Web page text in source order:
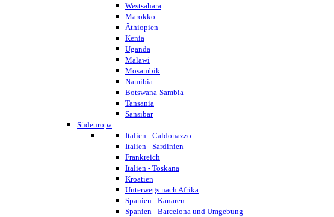
Westsahara
Marokko
Äthiopien
Kenia
Uganda
Malawi
Mosambik
Namibia
Botswana-Sambia
Tansania
Sansibar
Südeuropa
Italien - Caldonazzo
Italien - Sardinien
Frankreich
Italien - Toskana
Kroatien
Unterwegs nach Afrika
Spanien - Kanaren
Spanien - Barcelona und Umgebung